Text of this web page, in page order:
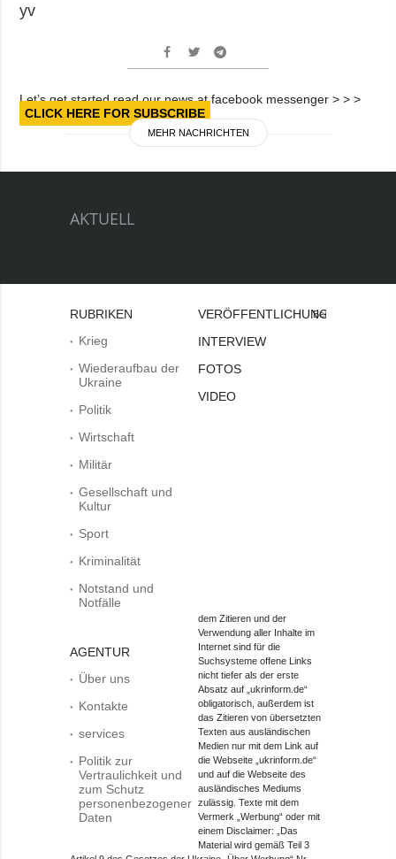
yv
Let’s get started read our news at facebook messenger > > >
CLICK HERE FOR SUBSCRIBE
MEHR NACHRICHTEN
AKTUELL
RUBRIKEN
Krieg
Wiederaufbau der
Ukraine
Politik
Wirtschaft
Militär
Gesellschaft und
Kultur
Sport
Kriminalität
Notstand und
Notfälle
AGENTUR
Über uns
Kontakte
services
Politik zur
Vertraulichkeit und
zum Schutz
personenbezogener
Daten
VERÖFFENTLICHUNGEN
INTERVIEW
FOTOS
VIDEO
Bei
dem Zitieren und der
Verwendung aller Inhalte im
Internet sind für die
Suchsysteme offene Links
nicht tiefer als der erste
Absatz auf „ukrinform.de“
obligatorisch, außerdem ist
das Zitieren von übersetzten
Texten aus ausländischen
Medien nur mit dem Link auf
die Webseite „ukrinform.de“
und auf die Webseite des
ausländisches Mediums
zulässig. Texte mit dem
Vermerk „Werbung“ oder mit
einem Disclaimer: „Das
Material wird gemäß Teil 3